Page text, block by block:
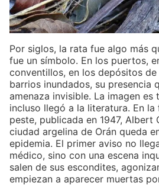
Por siglos, la rata fue algo más
fue un símbolo. En los puertos,
conventillos, en los depósitos
barrios inundados, su presencia
amenaza invisible. La imagen es
incluso llegó a la literatura. En la
peste, publicada en 1947, Albert
ciudad argelina de Orán queda
epidemia. El primer aviso no
médico, sino con una escena
salen de sus escondites,
empiezan a aparecer muertas